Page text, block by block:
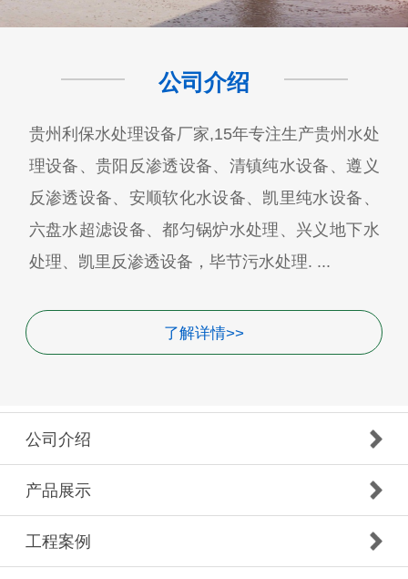
公司介绍
贵州利保水处理设备厂家,15年专注生产贵州水处
理设备、贵阳反渗透设备、清镇纯水设备、遵义
反渗透设备、安顺软化水设备、凯里纯水设备、
六盘水超滤设备、都匀锅炉水处理、兴义地下水
处理、凯里反渗透设备，毕节污水处理. ...
了解详情>>
公司介绍
产品展示
工程案例